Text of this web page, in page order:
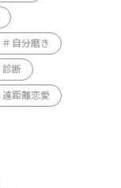
自分磨き
診断
遠距離恋愛